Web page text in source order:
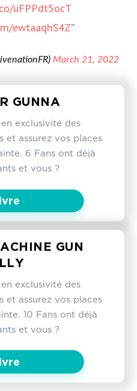
uFPPdt5ocT
ewtaaqhS4Z
March 21, 2022
GUNNA
exclusivité des
et assurez vos places
6 Fans ont déjà
et vous ?
GUN
exclusivité des
et assurez vos places
10 Fans ont déjà
et vous ?